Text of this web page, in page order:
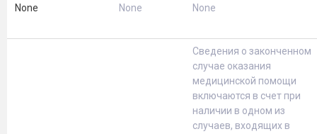
None None None
Сведения о законченном
случае оказания
медицинской помощи
включаются в счет при
наличии в одном из
случаев, входящих в